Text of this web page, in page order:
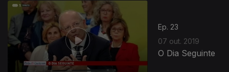
Ep. 23
07 out. 2019
O Dia Seguinte
418521